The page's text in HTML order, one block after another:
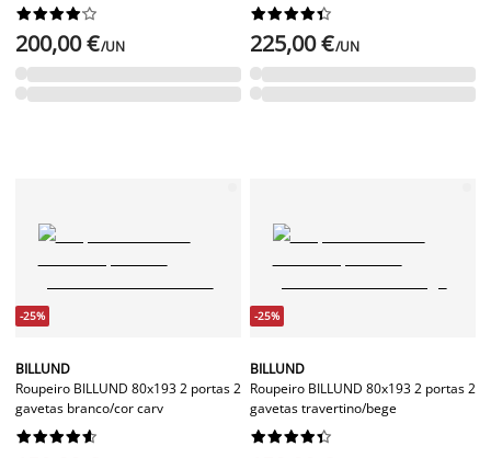






200,00 €/UN






225,00 €/UN
-25%
BILLUND
Roupeiro BILLUND 80x193 2 portas 2
gavetas branco/cor carv






-25%
BILLUND
Roupeiro BILLUND 80x193 2 portas 2
gavetas travertino/bege





